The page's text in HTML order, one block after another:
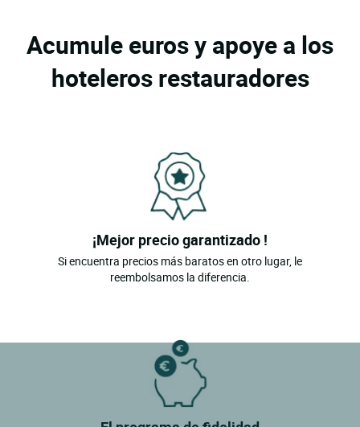
Acumule euros y apoye a los
hoteleros restauradores
¡Mejor precio garantizado !
Si encuentra precios más baratos en otro lugar, le
reembolsamos la diferencia.